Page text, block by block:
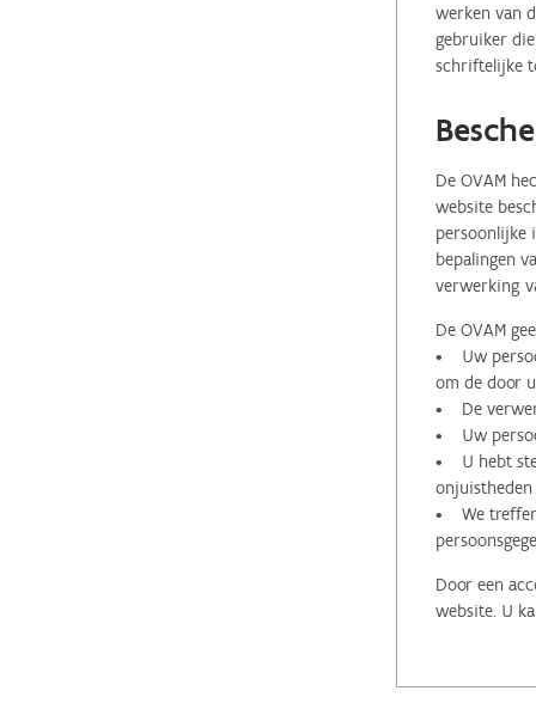
werken van
gebruiker
schriftelijke
De OVAM
website
persoonlijke
bepalingen
verwerking
De OVAM
• Uw
om de door
• De
• Uw
• U hebt
onjuistheden
• We treffen
Door een
website. U